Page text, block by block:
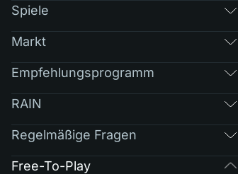
Spiele
Markt
Empfehlungsprogramm
RAIN
Regelmäßige Fragen
Free-To-Play